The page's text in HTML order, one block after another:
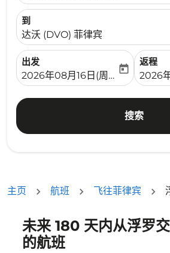
到
达沃 (DVO) 菲律宾
出发
fc-booking-departure-date-
2026年08月16日(周日)
today
返程
fc-
2026
搜索
主页 航班 飞往菲律宾
未来 180 天内从浮罗
的航班
没有符合您的筛选条件的机票。请